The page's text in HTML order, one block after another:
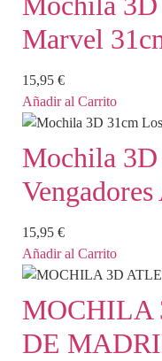
Marvel
15,95 €
Añadir al Carrito
Mochila
15,95 €
Añadir al Carrito
MOCHILA
DE